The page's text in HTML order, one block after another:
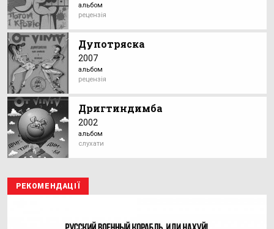
альбом
рецензія
Дупотряска
2007
альбом
рецензія
Дригтиндимба
2002
альбом
слухати
РЕКОМЕНДАЦІЇ